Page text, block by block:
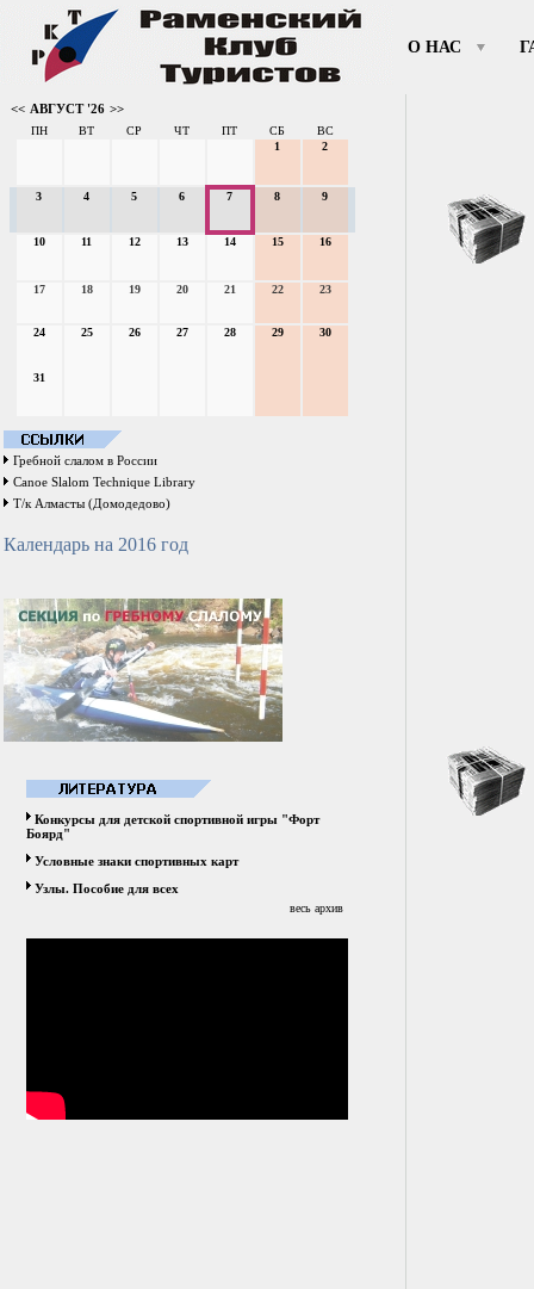
О НАС
<< АВГУСТ '26 >>
ПН ВТ СР ЧТ ПТ СБ
ВС
1
2
3 4 5 6 7 8 9
10 11 12 13 14 15 16
17 18 19 20 21 22 23
24 25 26 27 28 29 30
31
Гребной слалом в России
Canoe Slalom Technique Library
Т/к Алмасты (Домодедово)
Календарь на 2016 год
Конкурсы для детской спортивной игры "Форт
Боярд"
Условные знаки спортивных карт
Узлы. Пособие для всех
весь архив